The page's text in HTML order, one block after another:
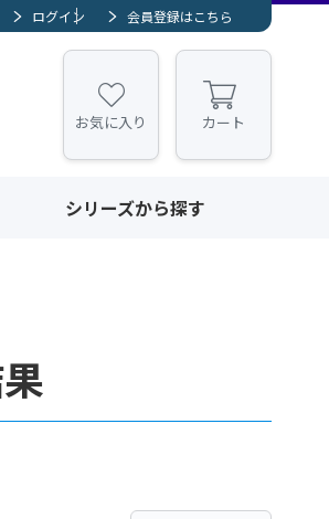
ログイン 会員登録はこちら
お気に入り カート
シリーズから探す